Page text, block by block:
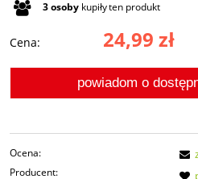
3osoby kupiłyten produkt
Cena: 24,99 zł
powiadom o
Ocena:
Producent: